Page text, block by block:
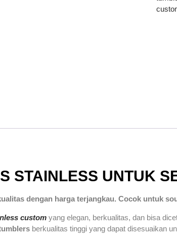
STAINLESS UNTUK
dengan harga terjangkau. Cocok untuk
custom yang elegan, berkualitas, dan bisa
berkualitas tinggi yang dapat disesuaikan